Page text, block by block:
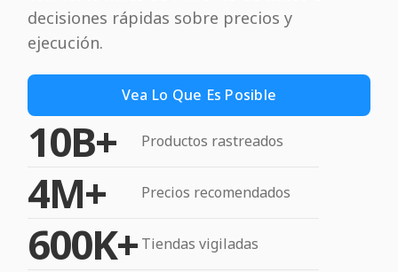
decisiones rápidas sobre precios y
ejecución.
Vea Lo Que Es Posible
10B+ Productos rastreados
4M+ Precios recomendados
600K+ Tiendas vigiladas